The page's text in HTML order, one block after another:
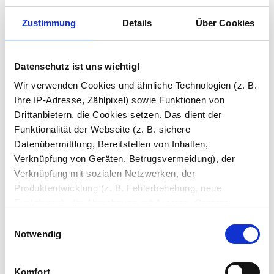
Zustimmung Details Über Cookies
Datenschutz ist uns wichtig!
Wir verwenden Cookies und ähnliche Technologien (z. B.
Ihre IP-Adresse, Zählpixel) sowie Funktionen von
Drittanbietern, die Cookies setzen. Das dient der
Funktionalität der Webseite (z. B. sichere
Datenübermittlung, Bereitstellen von Inhalten,
Verknüpfung von Geräten, Betrugsvermeidung), der
Verknüpfung mit sozialen Netzwerken, der
Produktentwicklung (z. B. Fehlerbehebung, neue
(z. B. Ladezeiten, personalisierte Inhalte,
Bereitstellung und Messen von Anzeigen, personalisierte
Notwendig
Komfort
Ihre Bemerkung
In den Warenkorb
Beratung und Support:
Unsere Glas-Experten beraten Sie gern kostenlos per
02 31 / 999 56 79
. Wir sind Mo–Fr von
08:00–16:00 Uhr für Sie da.